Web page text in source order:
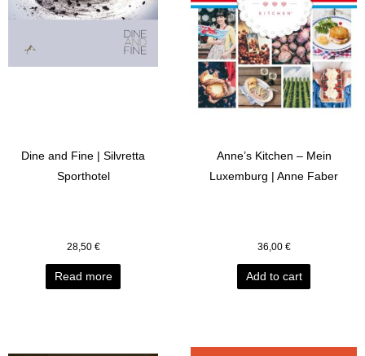
Dine and Fine | Silvretta
Sporthotel
28,50 €
Read more
Anne’s Kitchen – Mein
Luxemburg | Anne Faber
36,00 €
Add to cart